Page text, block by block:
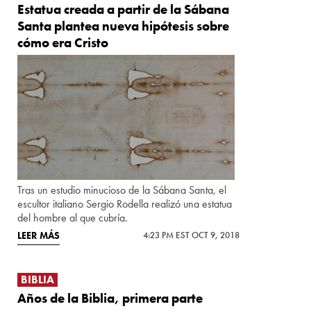
Estatua creada a partir de la Sábana
Santa plantea nueva hipótesis sobre
cómo era Cristo
Tras un estudio minucioso de la Sábana Santa, el
escultor italiano Sergio Rodella realizó una estatua
del hombre al que cubría.
LEER MÁS 4:23 PM EST OCT 9, 2018
BIBLIA
Años de la Biblia, primera parte